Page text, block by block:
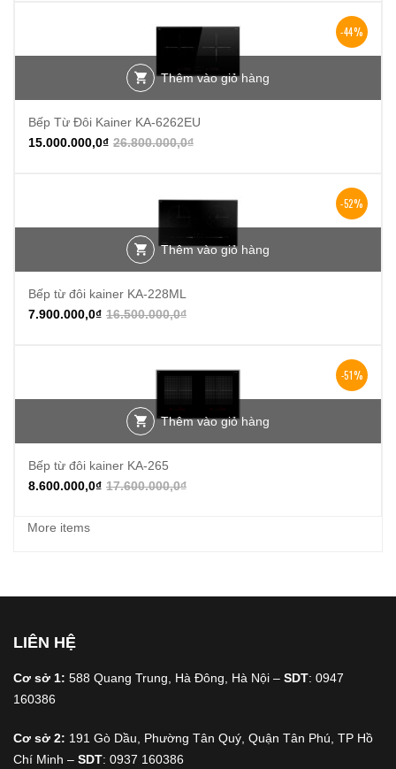
-44%
Thêm vào giỏ hàng
Bếp Từ Đôi Kainer KA-6262EU
26.800.000,0₫
15.000.000,0₫
-52%
Thêm vào giỏ hàng
Bếp từ đôi kainer KA-228ML
16.500.000,0₫
7.900.000,0₫
-51%
Thêm vào giỏ hàng
Bếp từ đôi kainer KA-265
17.600.000,0₫
8.600.000,0₫
More items
LIÊN HỆ
Cơ sở 1: 588 Quang Trung, Hà Đông, Hà Nội – SDT: 0947
160386
Cơ sở 2: 191 Gò Dầu, Phường Tân Quý, Quận Tân Phú, TP Hồ
Chí Minh – SDT: 0937 160386